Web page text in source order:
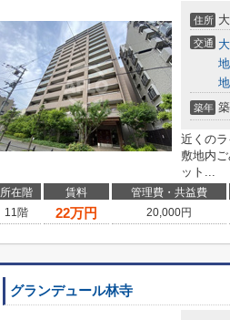
住所
交通
築年
近くの
敷地内
ット...
所在階 賃料 管理費・共益費
11階
22万円 20,000円
グランデュール林寺